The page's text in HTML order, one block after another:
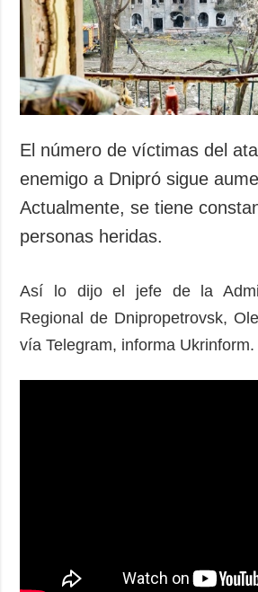
Sociedad y
Cultura
Deportes
Crimen
Desastres y
ADICIONAL
Podcasts
Publicaciones
Fotos
Video
Releases
El número de víctimas del
enemigo a Dnipró sigue
Actualmente, se tiene
personas heridas.
Así lo dijo el jefe de la
Regional de Dnipropetrovsk,
vía Telegram, informa Ukrinform.